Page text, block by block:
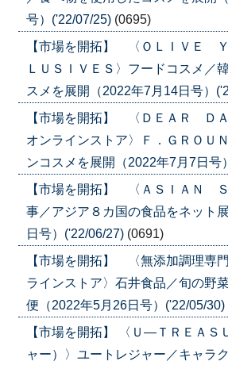
号）('22/07/25) (0695)
【市場を開拓】 〈ＯＬＩＶＥ
ＬＵＳＩＶＥＳ〉フードコスメ／
スメを展開（2022年7月14日号）
【市場を開拓】 〈ＤＥＡＲ Ｄ
オンラインストア〉Ｆ．ＧＲＯＵ
ンコスメを展開（2022年7月7日号
【市場を開拓】 〈ＡＳＩＡＮ
事／アジア８カ国の食品をネット
日号）('22/06/27) (0691)
【市場を開拓】 〈無添加調理専
ラインストア〉石井食品／旬の野
便（2022年5月26日号）('22/05/30)
【市場を開拓】 〈Ｕ―ＴＲＥＡＳ
ャー）〉ユートレジャー／キャラ